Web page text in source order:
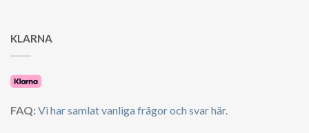
KLARNA
FAQ:Vi har samlat vanliga frågor och svar här.